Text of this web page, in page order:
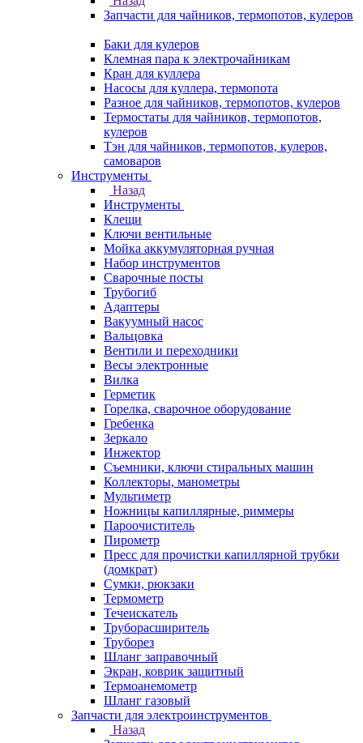
Запчасти для чайников, термопотов, кулеров
Баки для кулеров
Клемная пара к электрочайникам
Кран для куллера
Насосы для куллера, термопота
Разное для чайников, термопотов, кулеров
Термостаты для чайников, термопотов,
кулеров
Тэн для чайников, термопотов, кулеров,
самоваров
Инструменты
Назад
Инструменты
Клещи
Ключи вентильные
Мойка аккумуляторная ручная
Набор инструментов
Сварочные посты
Трубогиб
Aдаптеры
Вакуумный насос
Вальцовка
Вентили и переходники
Весы электронные
Вилка
Герметик
Горелка, сварочное оборудование
Гребенка
Зеркало
Инжектор
Съемники, ключи стиральных машин
Коллекторы, манометры
Мультиметр
Ножницы капиллярные, риммеры
Пароочиститель
Пирометр
Пресс для прочистки капиллярной трубки
(домкрат)
Сумки, рюкзаки
Термометр
Течеискатель
Труборасширитель
Труборез
Шланг заправочный
Экран, коврик защитный
Термоанемометр
Шланг газовый
Запчасти для электроинструментов
Назад